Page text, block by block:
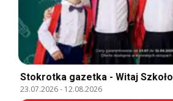
Stokrotka gazetka - Witaj Szkoło
23.07.2026- 12.08.2026